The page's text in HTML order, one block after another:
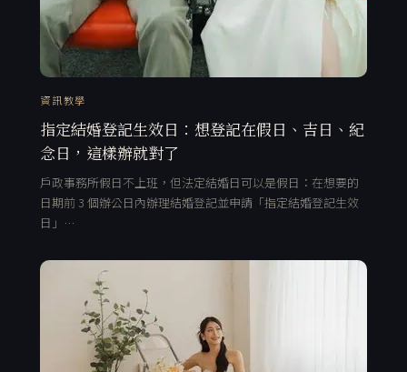
資訊教學
指定結婚登記生效日：想登記在假日、吉日、紀
念日，這樣辦就對了
戶政事務所假日不上班，但法定結婚日可以是假日：在想要的
日期前 3 個辦公日內辦理結婚登記並申請「指定結婚登記生效
日」…